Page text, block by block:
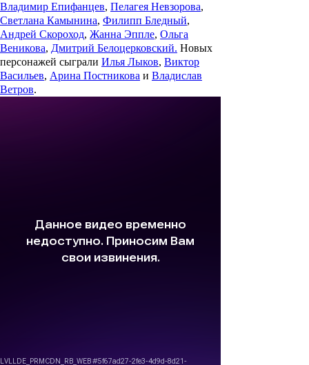
Владимир Епифанцев, Пелагея Невзорова,
Светлана Камынина, Филипп Бледный,
Андрей Скороход, Жанна Эппле, Ольга
Веникова, Дмитрий Белоцерковский. Новых
персонажей сыграли Илья Лыков, Виктор
Васильев, Арина Постникова и Владислав
Ветров.